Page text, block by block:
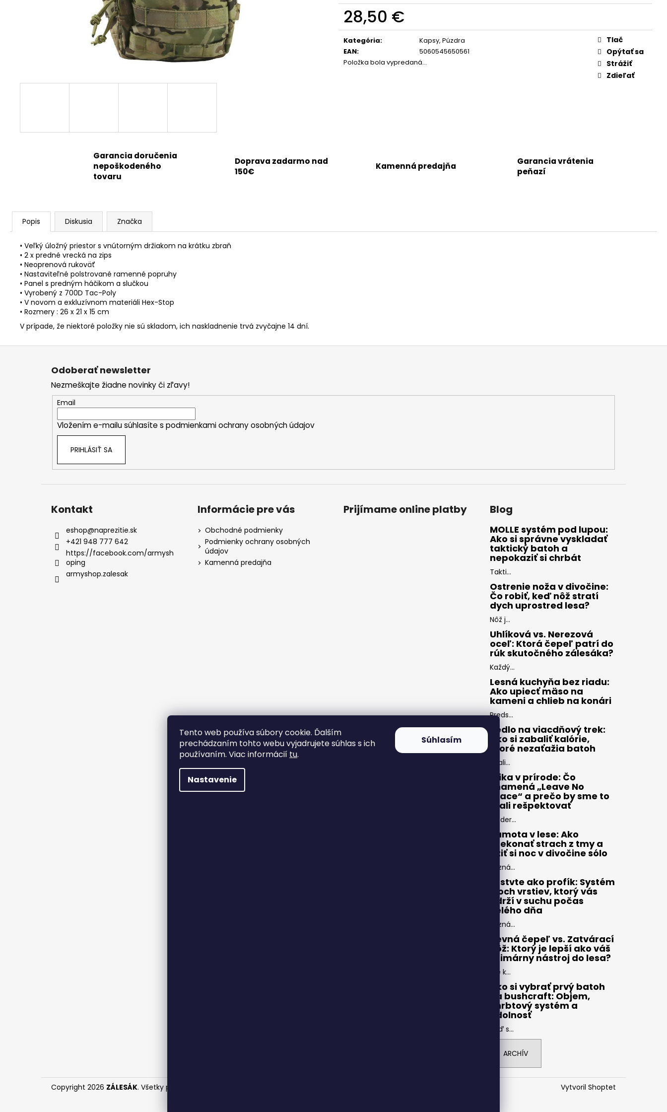
Tento web používa súbory cookie. Ďalším
prechádzaním tohto webu vyjadrujete súhlas s ich
používaním. Viac informácií tu.
Nastavenie
Súhlasím
28,50 €
Jednotková
cena:
Kategória:
Kapsy, Púzdra
EAN:
5060545650561
Položka bola vypredaná…
Tlač
Opýtať sa
Strážiť
Zdieľať
Garancia doručenia
nepoškodeného
tovaru
Doprava zadarmo nad
150€
Kamenná predajňa
Garancia vrátenia
peňazí
Popis Diskusia Značka
• Veľký úložný priestor s vnútorným držiakom na krátku zbraň
• 2 x predné vrecká na zips
• Neoprenová rukoväť
• Nastaviteľné polstrované ramenné popruhy
• Panel s predným háčikom a slučkou
• Vyrobený z 700D Tac-Poly
• V novom a exkluzívnom materiáli Hex-Stop
• Rozmery : 26 x 21 x 15 cm
V prípade, že niektoré položky nie sú skladom, ich naskladnenie trvá zvyčajne 14 dní.
Z
Odoberať newsletter
Nezmeškajte žiadne novinky či zľavy!
Email
Vložením e-mailu súhlasíte s podmienkami ochrany osobných údajov
PRIHLÁSIŤ SA
Kontakt
eshop@naprezitie.sk
+421 948 777 642
https://facebook.com/armysh
oping
armyshop.zalesak
Informácie pre vás
Obchodné podmienky
Podmienky ochrany osobných
údajov
Kamenná predajňa
Prijímame online platby Blog
MOLLE systém pod lupou:
Ako si správne vyskladať
taktický batoh a
nepokaziť si chrbát
Takti...
Ostrenie noža v divočine:
Čo robiť, keď nôž stratí
dych uprostred lesa?
Nôž j...
Uhlíková vs. Nerezová
oceľ: Ktorá čepeľ patrí do
rúk skutočného zálesáka?
Každý...
Lesná kuchyňa bez riadu:
Ako upiecť mäso na
kameni a chlieb na konári
Preds...
Jedlo na viacdňový trek:
Ako si zabaliť kalórie,
ktoré nezaťažia batoh
Zbali...
Etika v prírode: Čo
znamená „Leave No
Trace“ a prečo by sme to
mali rešpektovať
Moder...
Samota v lese: Ako
prekonať strach z tmy a
užiť si noc v divočine sólo
Pozná...
Vrstvte ako profík: Systém
troch vrstiev, ktorý vás
udrží v suchu počas
celého dňa
Pozná...
Pevná čepeľ vs. Zatvárací
nôž: Ktorý je lepší ako váš
primárny nástroj do lesa?
Pre k...
Ako si vybrať prvý batoh
na bushcraft: Objem,
chrbtový systém a
odolnosť
Keď s...
ARCHÍV
Vytvoril Shoptet
Copyright 2026 ZÁLESÁK. Všetky práva vyhradené.